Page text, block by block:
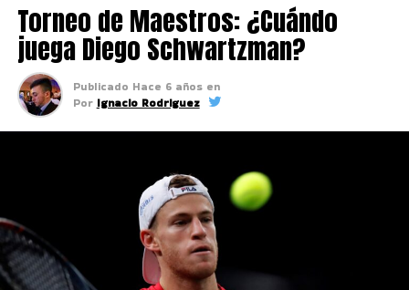
Torneo de Maestros: ¿Cuándo
juega Diego Schwartzman?
Publicado Hace 6 años en
Por Ignacio Rodriguez